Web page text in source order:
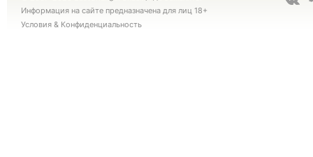
Информация на сайте предназначена для лиц 18+
Условия & Конфиденциальность